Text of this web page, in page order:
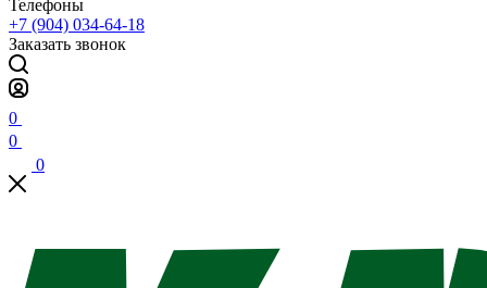
Телефоны
+7 (904) 034-64-18
Заказать звонок
0
0
0